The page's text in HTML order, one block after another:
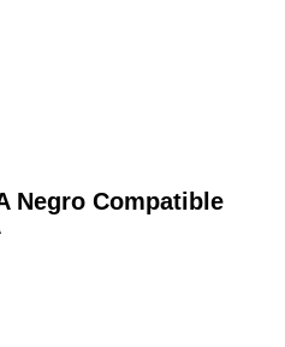
Negro Compatible